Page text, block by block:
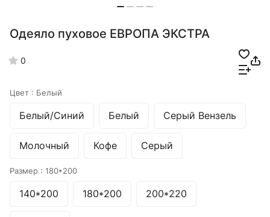
Одеяло пуховое ЕВРОПА ЭКСТРА
0
Цвет : Белый
Белый/Синий Белый Серый Вензель
Молочный Кофе Серый
Размер : 180*200
140*200 180*200 200*220